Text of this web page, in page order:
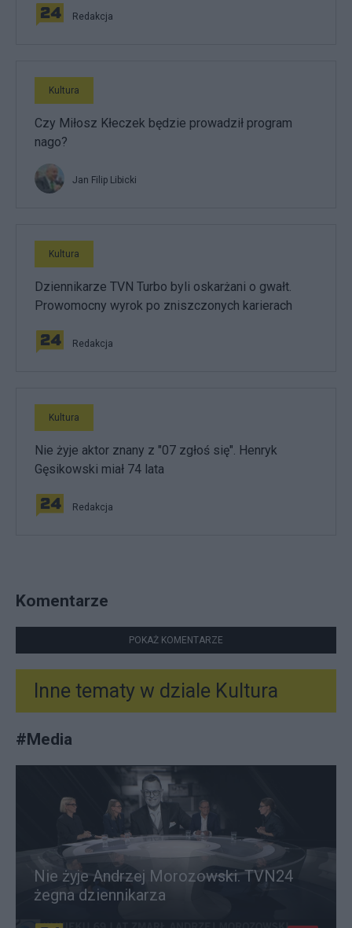
Redakcja
Kultura
Czy Miłosz Kłeczek będzie prowadził program
nago?
Jan Filip Libicki
Kultura
Dziennikarze TVN Turbo byli oskarżani o gwałt.
Prowomocny wyrok po zniszczonych karierach
Redakcja
Kultura
Nie żyje aktor znany z "07 zgłoś się". Henryk
Gęsikowski miał 74 lata
Redakcja
Komentarze
POKAŻ KOMENTARZE
Inne tematy w dziale Kultura
#Media
Nie żyje Andrzej Morozowski. TVN24
żegna dziennikarza